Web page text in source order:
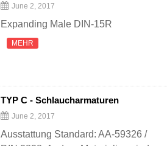
June 2, 2017
Expanding Male DIN-15R
MEHR
TYP C - Schlaucharmaturen
June 2, 2017
Ausstattung Standard: AA-59326 /